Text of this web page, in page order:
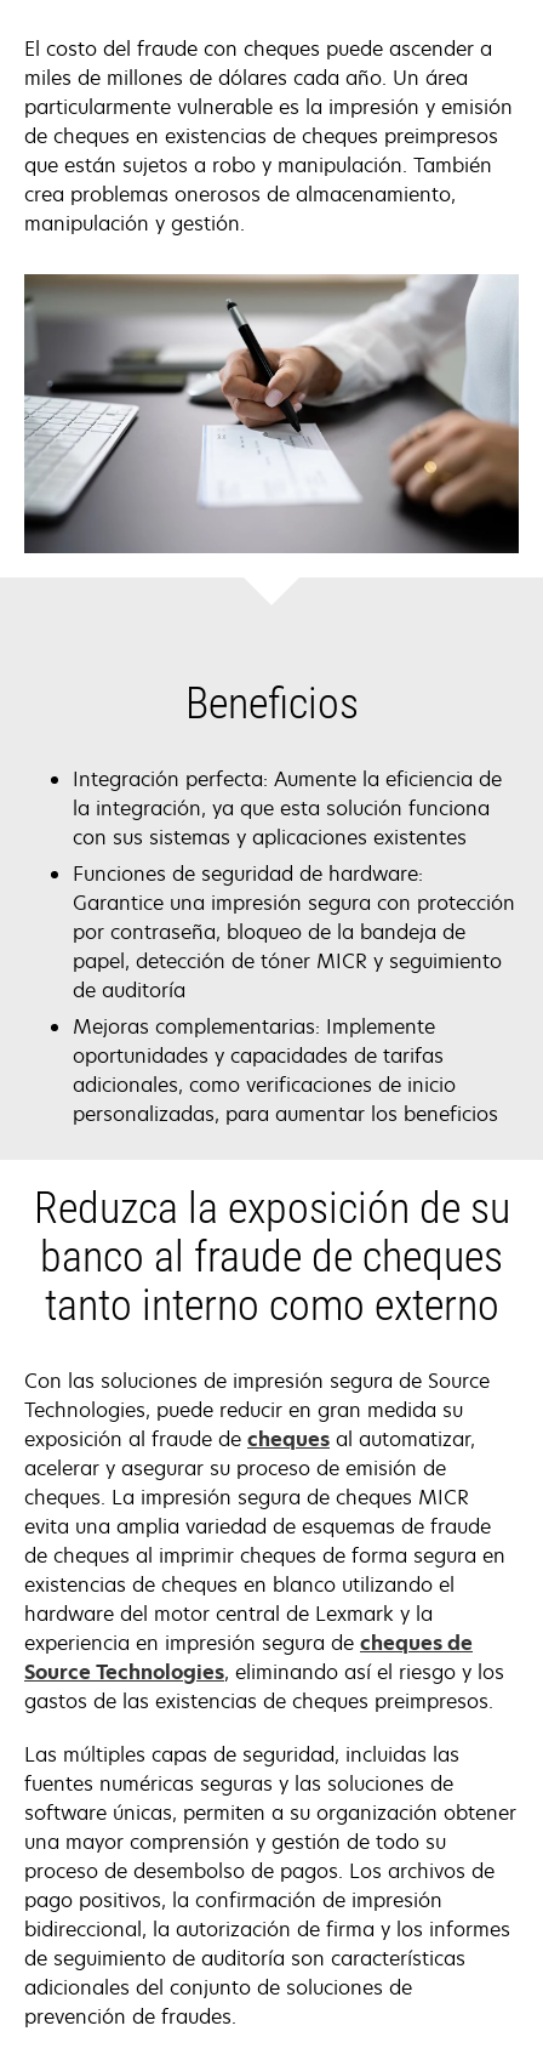
El costo del fraude con cheques puede ascender a
miles de millones de dólares cada año. Un área
particularmente vulnerable es la impresión y emisión
de cheques en existencias de cheques preimpresos
que están sujetos a robo y manipulación. También
crea problemas onerosos de almacenamiento,
manipulación y gestión.
Beneficios
Integración perfecta: Aumente la eficiencia de
la integración, ya que esta solución funciona
con sus sistemas y aplicaciones existentes
Funciones de seguridad de hardware:
Garantice una impresión segura con protección
por contraseña, bloqueo de la bandeja de
papel, detección de tóner MICR y seguimiento
de auditoría
Mejoras complementarias: Implemente
oportunidades y capacidades de tarifas
adicionales, como verificaciones de inicio
personalizadas, para aumentar los beneficios
Reduzca la exposición de su
banco al fraude de cheques
tanto interno como externo
Con las soluciones de impresión segura de Source
Technologies, puede reducir en gran medida su
exposición al fraude de chequesopens
in
a
new
tab
al automatizar,
acelerar y asegurar su proceso de emisión de
cheques. La impresión segura de cheques MICR
evita una amplia variedad de esquemas de fraude
de cheques al imprimir cheques de forma segura en
existencias de cheques en blanco utilizando el
hardware del motor central de Lexmark y la
experiencia en impresión segura de cheques de
Source Technologiesopens
in
new
tab
, eliminando así el riesgo y los
gastos de las existencias de cheques preimpresos.
Las múltiples capas de seguridad, incluidas las
fuentes numéricas seguras y las soluciones de
software únicas, permiten a su organización obtener
una mayor comprensión y gestión de todo su
proceso de desembolso de pagos. Los archivos de
pago positivos, la confirmación de impresión
bidireccional, la autorización de firma y los informes
de seguimiento de auditoría son características
adicionales del conjunto de soluciones de
prevención de fraudes.